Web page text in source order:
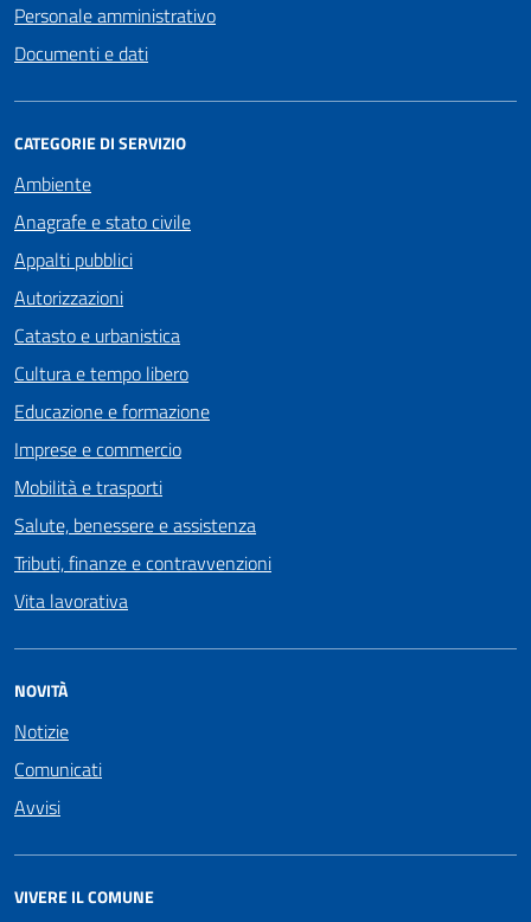
Personale amministrativo
Documenti e dati
CATEGORIE DI SERVIZIO
Ambiente
Anagrafe e stato civile
Appalti pubblici
Autorizzazioni
Catasto e urbanistica
Cultura e tempo libero
Educazione e formazione
Imprese e commercio
Mobilità e trasporti
Salute, benessere e assistenza
Tributi, finanze e contravvenzioni
Vita lavorativa
NOVITÀ
Notizie
Comunicati
Avvisi
VIVERE IL COMUNE